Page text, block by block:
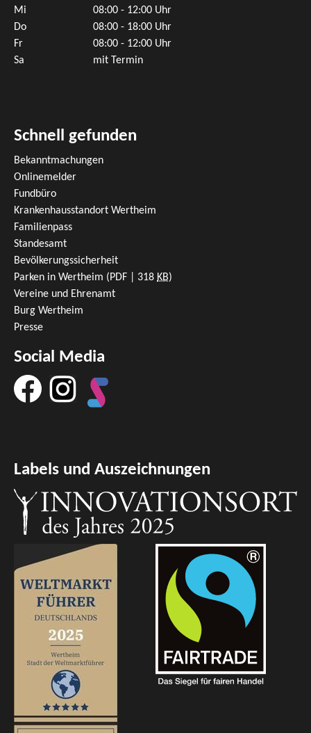
Mi
08:00 - 12:00 Uhr
Do
08:00 - 18:00 Uhr
Fr
08:00 - 12:00 Uhr
Sa
mit Termin
Schnell gefunden
Bekanntmachungen
Onlinemelder
Fundbüro
Krankenhausstandort Wertheim
Familienpass
Standesamt
Bevölkerungssicherheit
Parken in Wertheim (PDF | 318 KB)
Vereine und Ehrenamt
Burg Wertheim
Presse
Social Media
Labels und Auszeichnungen